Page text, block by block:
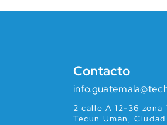
Contacto
2 calle A 12-36 zona
Tecun Umán,